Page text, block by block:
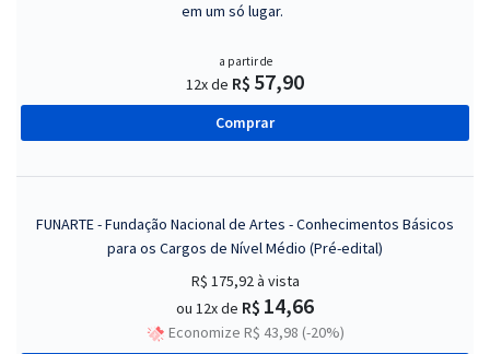
em um só lugar.
a partir de
12x de R$ 57,90
Comprar
FUNARTE - Fundação Nacional de Artes - Conhecimentos Básicos
para os Cargos de Nível Médio (Pré-edital)
R$ 175,92à vista
ou 12x de R$ 14,66
Economize R$ 43,98 (-20%)